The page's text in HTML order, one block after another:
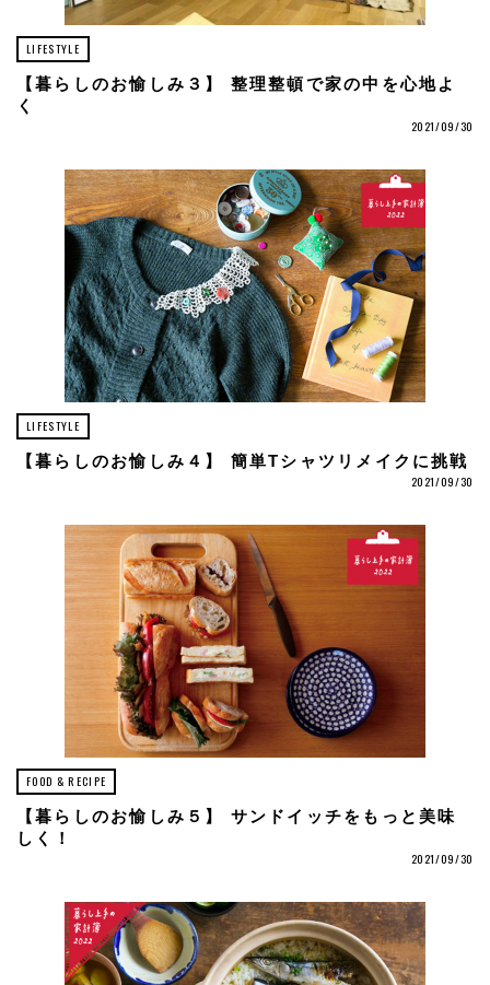
LIFESTYLE
【暮らしのお愉しみ３】 整理整頓で家の中を心地よ
く
2021/09/30
LIFESTYLE
【暮らしのお愉しみ４】 簡単Tシャツリメイクに挑戦
2021/09/30
FOOD & RECIPE
【暮らしのお愉しみ５】 サンドイッチをもっと美味
しく！
2021/09/30